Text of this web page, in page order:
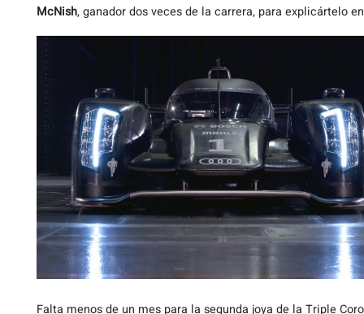
McNish, ganador dos veces de la carrera, para explicártelo
Falta menos de un mes para la segunda joya de la Triple